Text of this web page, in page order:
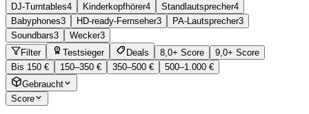
DJ-Turntables4 Kinderkopfhörer4 Standlautsprecher4
Babyphones3 HD-ready-Fernseher3 PA-Lautsprecher3
Soundbars3 Wecker3
Filter
Testsieger Deals 8,0+ Score
9,0+ Score
Bis 150 €
150–350 € 350–500 €
500–1.000 €
Gebraucht
Score